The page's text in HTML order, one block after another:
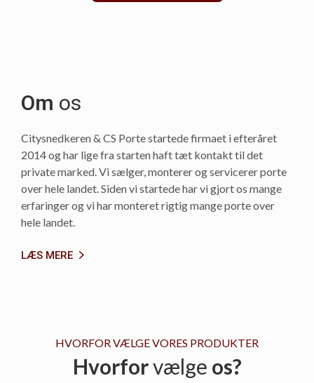
Om os
Citysnedkeren & CS Porte startede firmaet i efteråret
2014 og har lige fra starten haft tæt kontakt til det
private marked. Vi sælger, monterer og servicerer porte
over hele landet. Siden vi startede har vi gjort os mange
erfaringer og vi har monteret rigtig mange porte over
hele landet.
LÆS MERE
HVORFOR VÆLGE VORES PRODUKTER
Hvorforvælge os?